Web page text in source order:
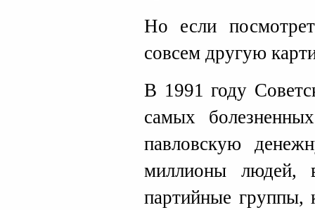
Но если
совсем другую
В 1991 году
самых
павловскую
миллионы людей,
партийные группы,